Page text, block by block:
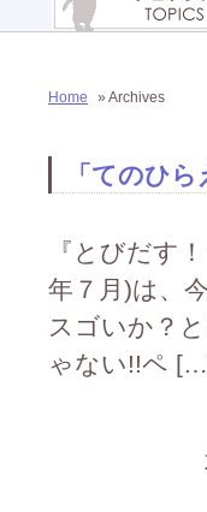
Home » Archives
「てのひ
『とびだす
年７月)は、
スゴいか？
ゃない!!ペ